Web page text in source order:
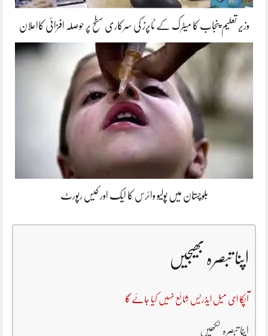
وزیر تعلیم پنجاب کا میٹرک کے ٹاپرز کی سرکاری سطح پر حوصلہ افزائی کااعلان
بلوچستان میں پولیو وائرس کا ایک اور کیس رپورٹ
اپنا تبصرہ بھیجیں
آپکا ای میل ایڈریس شائع نہیں کیا جائے گا
اپنا تبصرہ لکھیں